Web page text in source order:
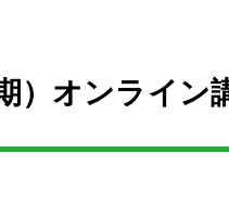
）オンライン